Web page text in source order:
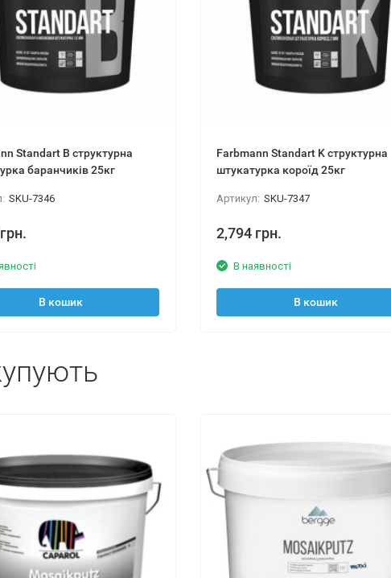
Standart B структурна
баранчиків 25кг
SKU-7346
В кошик
Farbmann Standart K структурна
штукатурка короїд 25кг
Артикул: SKU-7347
2,794 грн.
В наявності
В кошик